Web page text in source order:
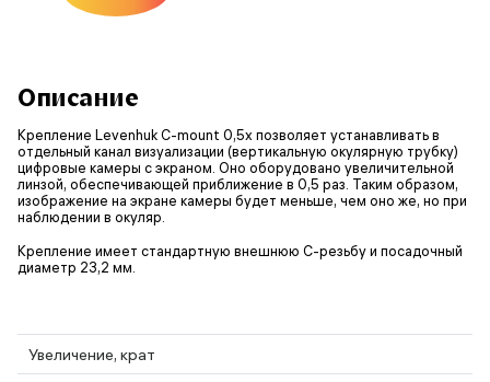
Описание
Крепление Levenhuk C-mount 0,5x позволяет устанавливать в
отдельный канал визуализации (вертикальную окулярную трубку)
цифровые камеры с экраном. Оно оборудовано увеличительной
линзой, обеспечивающей приближение в 0,5 раз. Таким образом,
изображение на экране камеры будет меньше, чем оно же, но при
наблюдении в окуляр.
Крепление имеет стандартную внешнюю C-резьбу и посадочный
диаметр 23,2 мм.
Увеличение, крат